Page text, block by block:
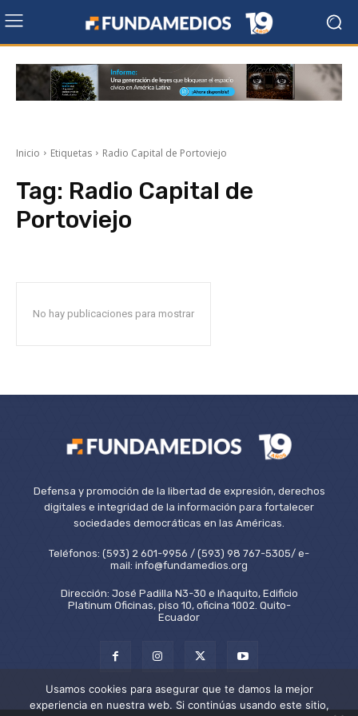
Inicio Etiquetas Radio Capital de Portoviejo
Tag: Radio Capital de
Portoviejo
No hay publicaciones para mostrar
Defensa y promoción de la libertad de expresión, derechos
digitales e integridad de la información para fortalecer
sociedades democráticas en las Américas.
Teléfonos: (593) 2 601-9956 / (593) 98 767-5305/ e-
mail: info@fundamedios.org
Dirección: José Padilla N3-30 e Iñaquito, Edificio
Platinum Oficinas, piso 10, oficina 1002. Quito-
Ecuador
Usamos cookies para asegurar que te damos la mejor
experiencia en nuestra web. Si continúas usando este sitio,